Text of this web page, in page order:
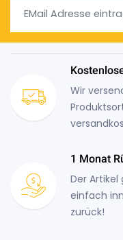
Wir
1 Monat
Der
einfach
zurück!